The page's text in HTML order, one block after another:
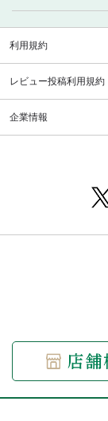
利用規約
レビュー投稿利用規約
企業情報